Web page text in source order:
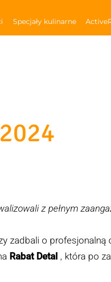
Specjały kulinarne
z pełnym
zadbali o profesjonalną
Rabat Detal , która po